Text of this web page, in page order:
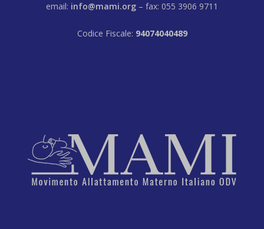
email: info@mami.org – fax: 055 3906 9711
Codice Fiscale: 94074040489